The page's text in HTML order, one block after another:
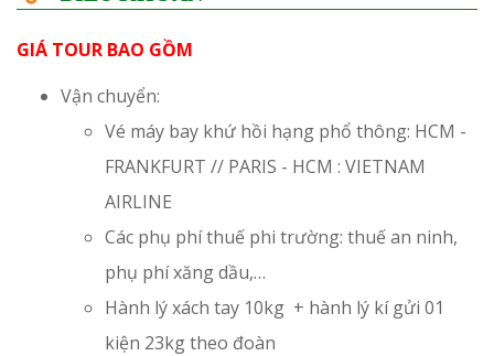
GIÁ TOUR BAO GỒM
Vận chuyển:
Vé máy bay khứ hồi hạng phổ thông: HCM -
FRANKFURT // PARIS - HCM : VIETNAM
AIRLINE
Các phụ phí thuế phi trường: thuế an ninh,
phụ phí xăng dầu,…
Hành lý xách tay 10kg + hành lý kí gửi 01
kiện 23kg theo đoàn